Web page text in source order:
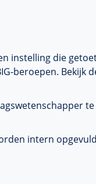
instelling die
beroepen. Bekijk
intern